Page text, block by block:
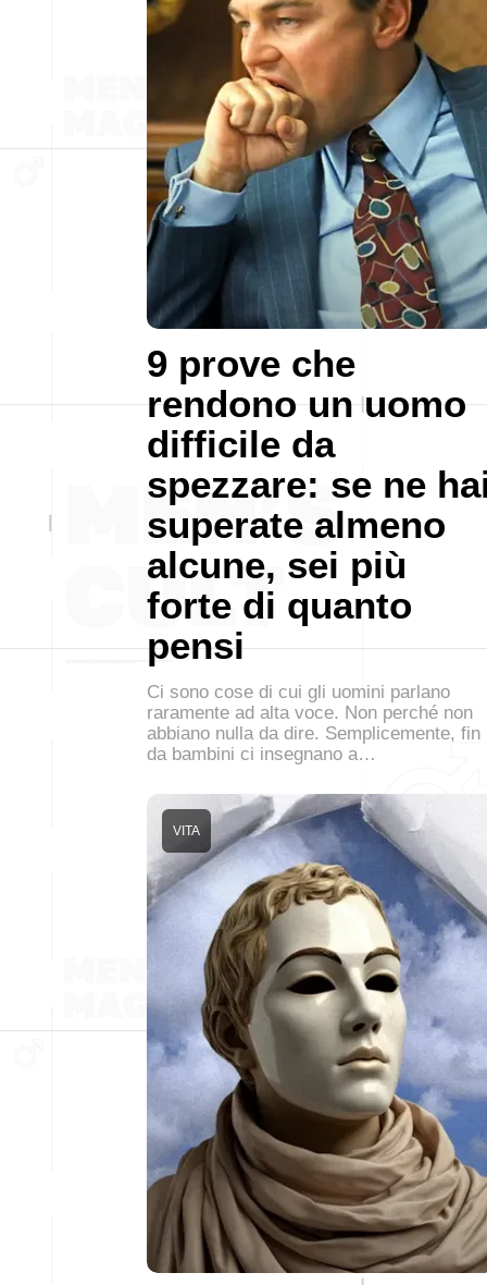
9 prove che
rendono un uomo
difficile da
spezzare: se ne
superate almeno
alcune, sei più
forte di quanto
pensi
Ci sono cose di cui gli uomini parlano
raramente ad alta voce. Non perché non
abbiano nulla da dire. Semplicemente, fin
da bambini ci insegnano a…
VITA